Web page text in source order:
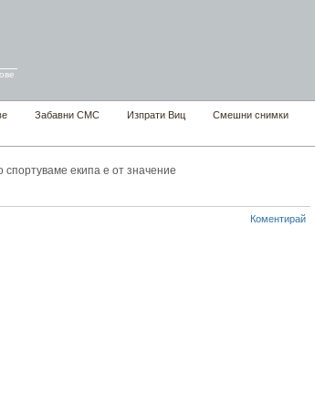
Забавни СМС Изпрати Виц Смешни снимки
спортуваме екипа е от значение
Коментирай